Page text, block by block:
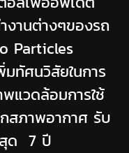
งานต่างๆของรถ
Particles
ทัศนวิสัยในการ
แวดล้อมการใช้
สภาพอากาศ รับ
ด 7 ปี